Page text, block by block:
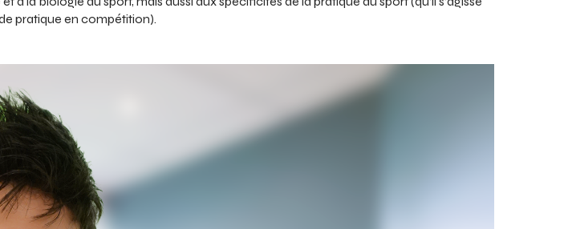
pratique en compétition).